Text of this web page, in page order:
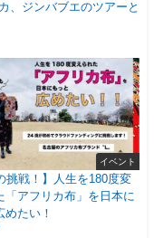
、ジンバブエのツアーと
イベント
挑戦！】人生を180度変
「アフリカ布」を日本に
めたい！